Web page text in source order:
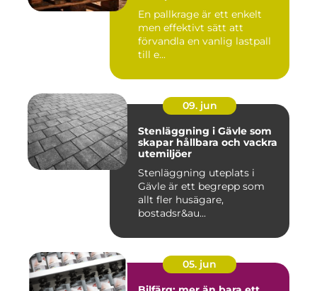
En pallkrage är ett enkelt
men effektivt sätt att
förvandla en vanlig lastpall
till e...
09. jun
Stenläggning i Gävle som
skapar hållbara och vackra
utemiljöer
Stenläggning uteplats i
Gävle är ett begrepp som
allt fler husägare,
bostadsr&au...
05. jun